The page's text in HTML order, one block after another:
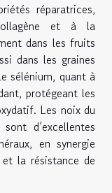
réparatrices,
et à la
dans les fruits
dans les graines
sélénium, quant à
protégeant les
Les noix du
d’excellentes
en synergie
et la résistance de